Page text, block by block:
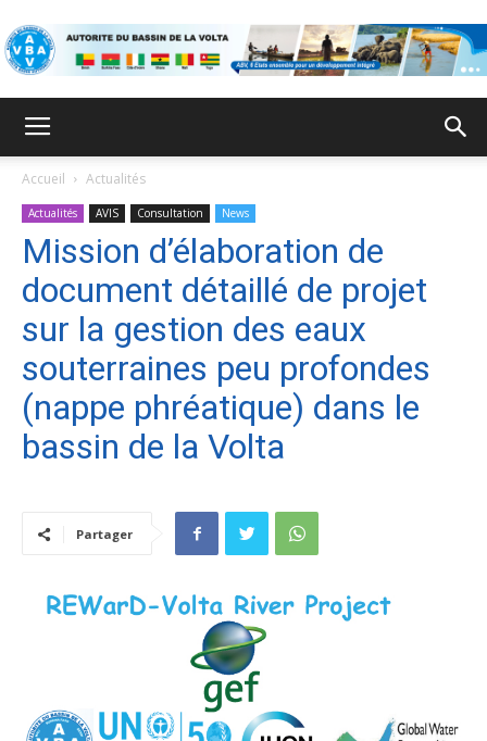
Accueil Actualités
Actualités AVIS Consultation News
Mission d’élaboration de
document détaillé de projet
sur la gestion des eaux
souterraines peu profondes
(nappe phréatique) dans le
bassin de la Volta
Partager